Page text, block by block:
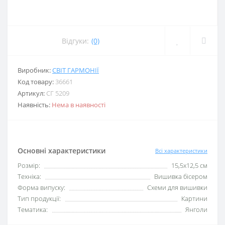
Відгуки: (0)
Виробник:СВІТ ГАРМОНІЇ
Код товару: 36661
Артикул: СГ 5209
Наявність: Нема в наявності
Основні характеристики Всі характеристики
Розмір:
15,5х12,5 см
Техніка:
Вишивка бісером
Форма випуску:
Схеми для вишивки
Тип продукції:
Картини
Тематика:
Янголи